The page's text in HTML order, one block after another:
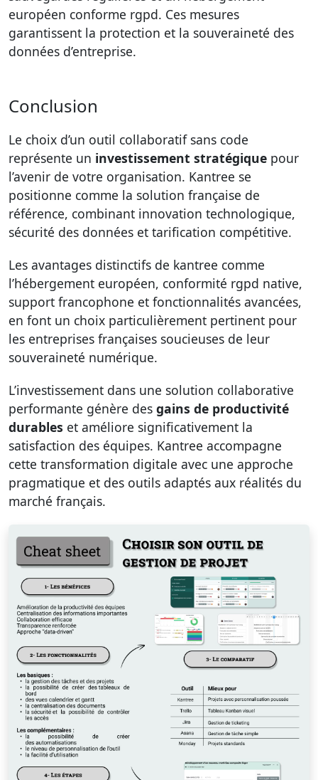
européen conforme rgpd. Ces mesures
garantissent la protection et la souveraineté des
données d’entreprise.
Conclusion
Le choix d’un outil collaboratif sans code
représente un investissement stratégique pour
l’avenir de votre organisation. Kantree se
positionne comme la solution française de
référence, combinant innovation technologique,
sécurité des données et tarification compétitive.
Les avantages distinctifs de kantree comme
l’hébergement européen, conformité rgpd native,
support francophone et fonctionnalités avancées,
en font un choix particulièrement pertinent pour
les entreprises françaises soucieuses de leur
souveraineté numérique.
L’investissement dans une solution collaborative
performante génère des gains de productivité
durables et améliore significativement la
satisfaction des équipes. Kantree accompagne
cette transformation digitale avec une approche
pragmatique et des outils adaptés aux réalités du
marché français.